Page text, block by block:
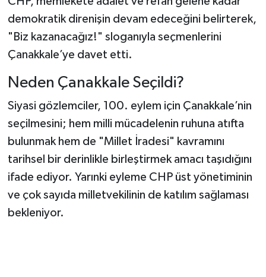
demokratik direnişin devam edeceğini belirterek,
"Biz kazanacağız!" sloganıyla seçmenlerini
Çanakkale’ye davet etti.
Neden Çanakkale Seçildi?
Siyasi gözlemciler, 100. eylem için Çanakkale’nin
seçilmesini; hem milli mücadelenin ruhuna atıfta
bulunmak hem de "Millet İradesi" kavramını
tarihsel bir derinlikle birleştirmek amacı taşıdığını
ifade ediyor. Yarınki eyleme CHP üst yönetiminin
ve çok sayıda milletvekilinin de katılım sağlaması
bekleniyor.